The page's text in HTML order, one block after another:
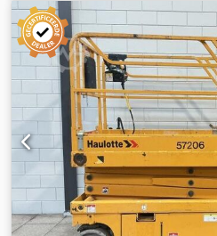
Staat Technische staat: zeer
goed Meer informatie
inspectie: 2025-10-15 Land van
informatie Neem contact op
informatie. = Extra opties en
Opmerkingen = TGT Robby
aangedreven * 48 draaiuren *
draaibaar * Zijdelingse
vacuümpompcircuits *
Afstandsbediening * Eigen
Draagvermogen 600 kg *
Crjdezbh Dlepfx Aiiof *